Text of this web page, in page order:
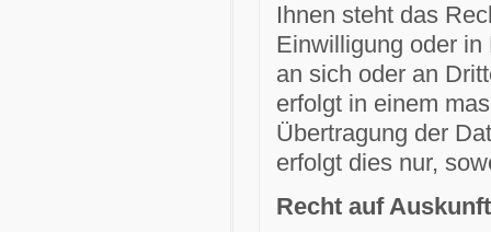
Ihnen steht das
Einwilligung oder
an sich oder an
erfolgt in einem
Übertragung der
erfolgt dies nur,
Recht auf